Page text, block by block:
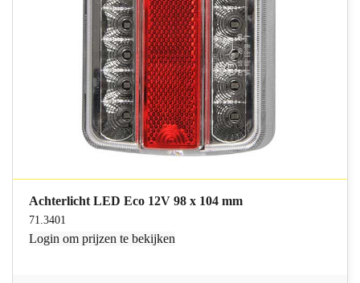
Achterlicht LED Eco 12V 98 x 104 mm
71.3401
Login om prijzen te bekijken